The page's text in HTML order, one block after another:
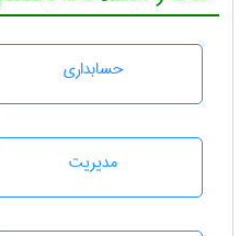
حسابداری
مديريت